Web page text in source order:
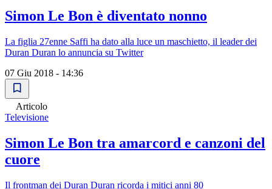
Simon Le Bon è diventato nonno
La figlia 27enne Saffi ha dato alla luce un maschietto, il leader dei
Duran Duran lo annuncia su Twitter
07 Giu 2018 - 14:36
Articolo
Televisione
Simon Le Bon tra amarcord e canzoni del
cuore
Il frontman dei Duran Duran ricorda i mitici anni 80